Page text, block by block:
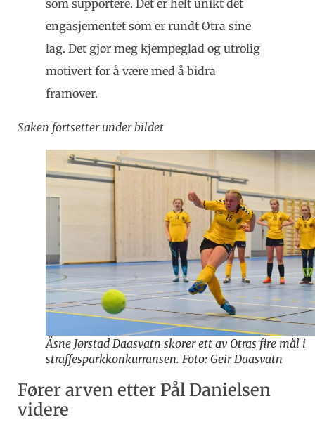
som supportere. Det er helt unikt det
engasjementet som er rundt Otra sine
lag. Det gjør meg kjempeglad og utrolig
motivert for å være med å bidra
framover.
Saken fortsetter under bildet
Åsne Jørstad Daasvatn skorer ett av Otras fire mål i
straffesparkkonkurransen. Foto: Geir Daasvatn
Fører arven etter Pål Danielsen
videre